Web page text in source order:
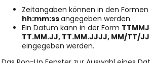
Zeitangaben können in den Formen
hh:mm:ssangegeben werden.
Ein Datum kann in der Form
TT.MM.JJ, TT.MM.JJJJ, MM/TT/
eingegeben werden.